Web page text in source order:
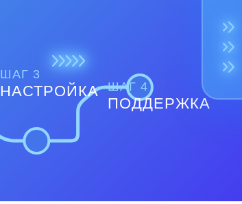
ШАГ 3
НАСТРОЙКА ШАГ 4
ПОДДЕРЖКА